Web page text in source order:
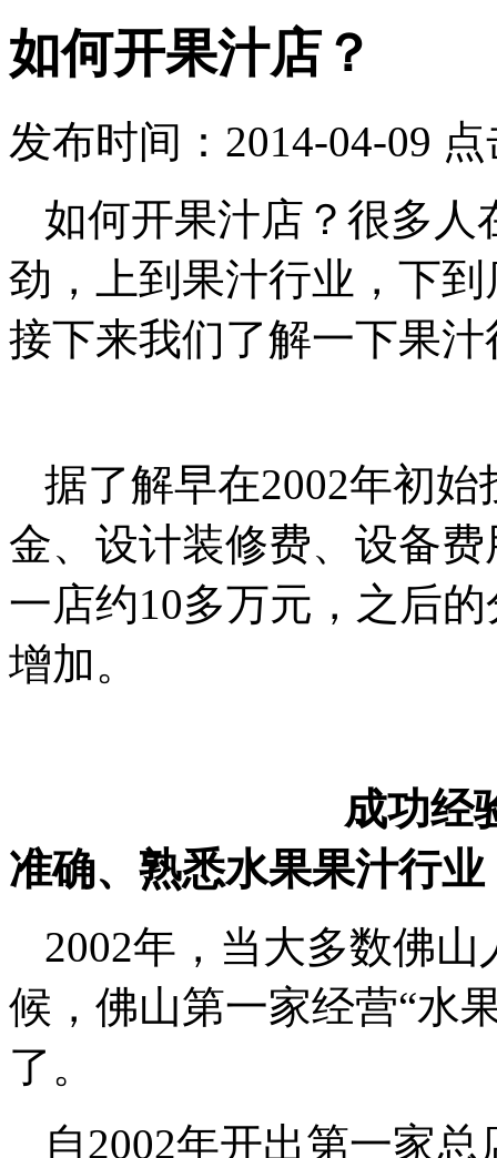
如何开果汁店？
发布时间：2014-04-09
如何开果汁店？很多人
劲，上到果汁行业，下
接下来我们了解一下果
据了解早在2002年初
金、设计装修费、设备
一店约10多万元，之后
增加。
成功经
准确、熟悉水果果汁行业
2002年，当大多数佛
候，佛山第一家经营“水
了。
自2002年开出第一家